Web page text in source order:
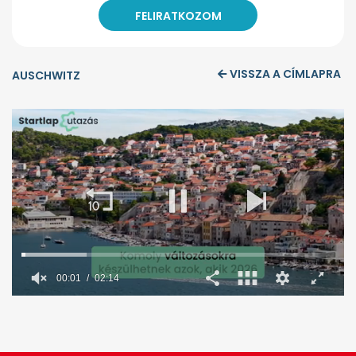
AUSCHWITZ VISSZA A CÍMLAPRA
minutes,
00:02 02:14